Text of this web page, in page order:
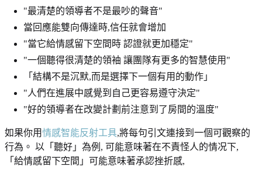
"最清楚的領導者不是最吵的聲音"
當回應能雙向傳達時,信任就會增加
"當它給情感留下空間時 認證就更加穩定"
"一個聽得很清楚的領袖 讓團隊有更多的智慧使用"
「結構不是沉默,而是選擇下一個有用的動作」
"人們在進展中感覺到自己更容易遵守決定"
"好的領導者在改變計劃前注意到了房間的溫度"
如果你用情感智能反射工具,將每句引文連接到一個可觀察的
行為。 以「聽好」為例, 可能意味著在不責怪人的情况下,
「給情感留下空間」可能意味著承認挫折感,